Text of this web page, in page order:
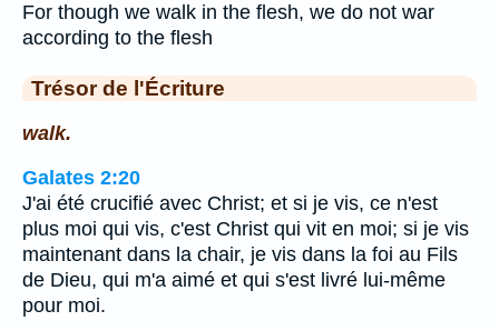
For though we walk in the flesh, we do not war
according to the flesh
Trésor de l'Écriture
walk.
Galates 2:20
J'ai été crucifié avec Christ; et si je vis, ce n'est
plus moi qui vis, c'est Christ qui vit en moi; si je vis
maintenant dans la chair, je vis dans la foi au Fils
de Dieu, qui m'a aimé et qui s'est livré lui-même
pour moi.